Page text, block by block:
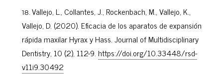
Vallejo, L., Collantes, J., Rockenbach, M., Vallejo, K.,
Vallejo, D. (2020). Eficacia de los aparatos de expansión
rápida maxilar Hyrax y Hass. Journal of Multidisciplinary
Dentistry, 10 (2), 112-9.https://doi.org/10.33448/rsd-
v11i9.30492